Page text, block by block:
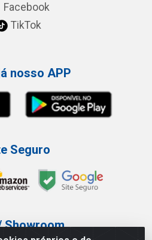
Facebook
TikTok
nosso APP
Seguro
Showroom